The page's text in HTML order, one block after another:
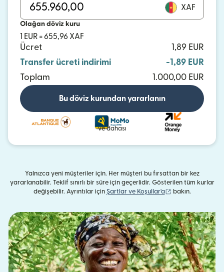
XAF
Olağan döviz kuru
1 EUR = 655,96 XAF
Ücret
1,89 EUR
Transfer ücreti indirimi
-1,89 EUR
Toplam
1.000,00 EUR
Bu döviz kurundan yararlanın
ve dahası
Yalnızca yeni müşteriler için. Her müşteri bu fırsattan bir kez
yararlanabilir. Teklif sınırlı bir süre için geçerlidir. Gösterilen tüm kurlar
değişebilir. Ayrıntılar için Şartlar ve Koşullar'a (yeni pencerede
bakın.